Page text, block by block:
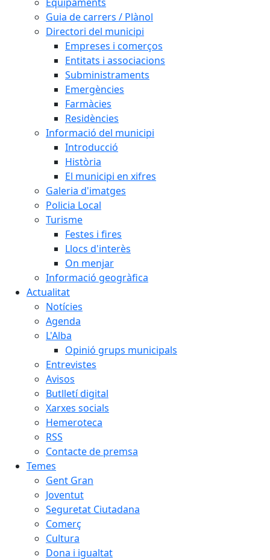
Guia de carrers / Plànol
Directori del municipi
Empreses i comerços
Entitats i associacions
Subministraments
Emergències
Farmàcies
Residències
Informació del municipi
Introducció
Història
El municipi en xifres
Galeria d'imatges
Policia Local
Turisme
Festes i fires
Llocs d'interès
On menjar
Informació geogràfica
Actualitat
Notícies
Agenda
L'Alba
Opinió grups municipals
Entrevistes
Avisos
Butlletí digital
Xarxes socials
Hemeroteca
RSS
Contacte de premsa
Temes
Gent Gran
Joventut
Seguretat Ciutadana
Comerç
Cultura
Dona i igualtat